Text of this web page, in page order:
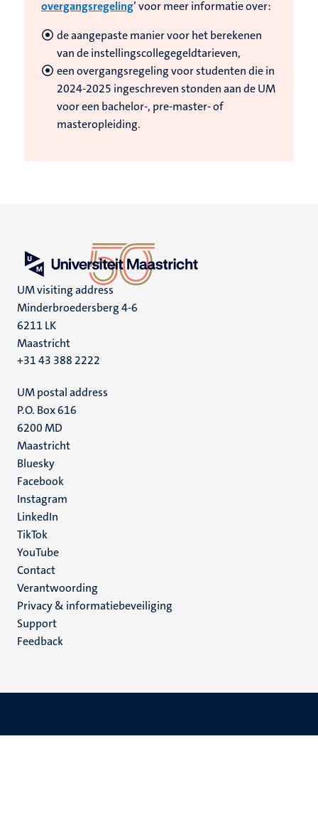
overgangsregeling’ voor meer informatie over:
de aangepaste manier voor het berekenen
van de instellingscollegegeldtarieven,
een overgangsregeling voor studenten die in
2024-2025 ingeschreven stonden aan de UM
voor een bachelor-, pre-master- of
masteropleiding.
UM visiting address
Minderbroedersberg 4-6
6211 LK
Maastricht
+31 43 388 2222
UM postal address
P.O. Box 616
6200 MD
Maastricht
Social
media
Bluesky
Facebook
Instagram
LinkedIn
TikTok
YouTube
Menu
footer
(NL)
Contact
Verantwoording
Privacy & informatiebeveiliging
Support
Feedback